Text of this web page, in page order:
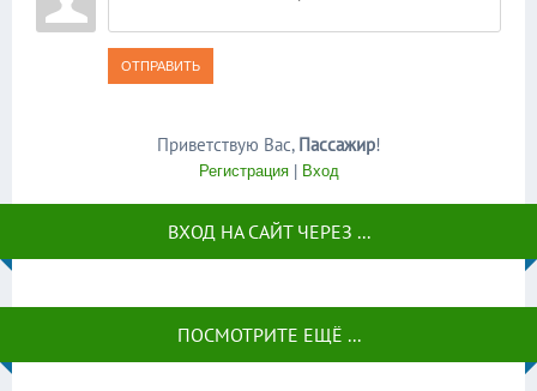
ОТПРАВИТЬ
Приветствую Вас, Пассажир!
Регистрация| Вход
ВХОД НА САЙТ ЧЕРЕЗ ...
ПОСМОТРИТЕ ЕЩЁ ...